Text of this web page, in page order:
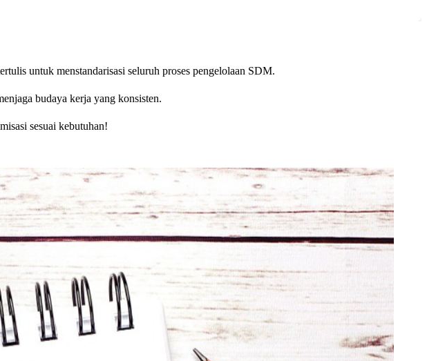
untuk menstandarisasi seluruh proses pengelolaan SDM.
budaya kerja yang konsisten.
sesuai kebutuhan!